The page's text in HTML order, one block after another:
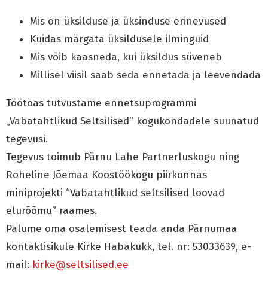
Mis on üksilduse ja üksinduse erinevused
Kuidas märgata üksildusele ilminguid
Mis võib kaasneda, kui üksildus süveneb
Millisel viisil saab seda ennetada ja leevendada
Töötoas tutvustame ennetsuprogrammi
„Vabatahtlikud Seltsilised“ kogukondadele suunatud
tegevusi.
Tegevus toimub Pärnu Lahe Partnerluskogu ning
Roheline Jõemaa Koostöökogu piirkonnas
miniprojekti “Vabatahtlikud seltsilised loovad
elurõõmu” raames.
Palume oma osalemisest teada anda Pärnumaa
kontaktisikule Kirke Habakukk, tel. nr: 53033639, e-
mail: kirke@seltsilised.ee